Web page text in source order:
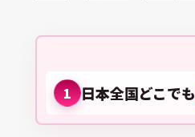
1 日本全国どこでも